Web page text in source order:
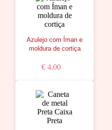
Azulejo com Íman e
moldura de cortiça
€ 4,00